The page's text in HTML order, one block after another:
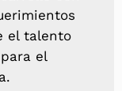
el talento
el